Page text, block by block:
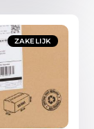
ZAKELIJK